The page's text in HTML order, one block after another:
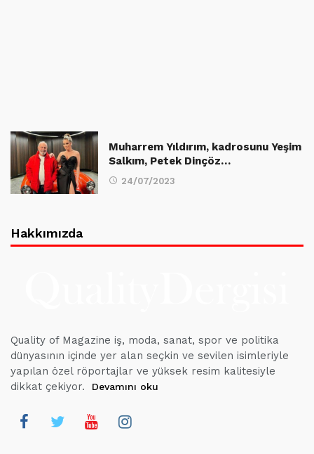
Muharrem Yıldırım, kadrosunu Yeşim
Salkım, Petek Dinçöz…
24/07/2023
Hakkımızda
Quality of Magazine iş, moda, sanat, spor ve politika
dünyasının içinde yer alan seçkin ve sevilen isimleriyle
yapılan özel röportajlar ve yüksek resim kalitesiyle
dikkat çekiyor.
Devamını oku